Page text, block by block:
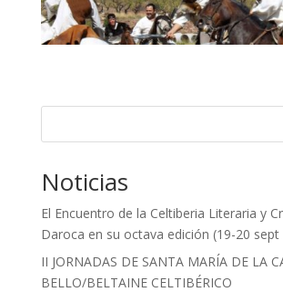
Noticias
El Encuentro de la Celtiberia Literaria y
Daroca en su octava edición (19-20 sept
II JORNADAS DE SANTA MARÍA DE LA
BELLO/BELTAINE CELTIBÉRICO